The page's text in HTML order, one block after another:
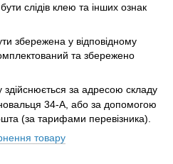
слідів клею та інших ознак
збережена у відповідному
та збережено
здійснюється за адресою складу
34-А, або за допомогою
(за тарифами перевізника).
товару